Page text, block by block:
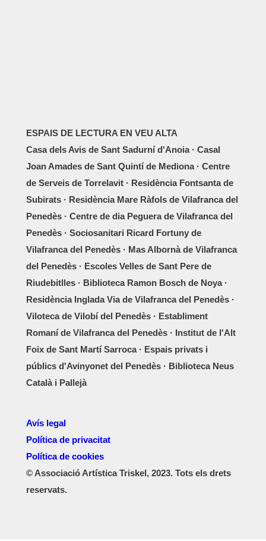
ESPAIS DE LECTURA EN VEU ALTA
Casa dels Avis de Sant Sadurní d'Anoia · Casal
Joan Amades de Sant Quintí de Mediona · Centre
de Serveis de Torrelavit · Residència Fontsanta de
Subirats · Residència Mare Ràfols de Vilafranca del
Penedès · Centre de dia Peguera de Vilafranca del
Penedès · Sociosanitari Ricard Fortuny de
Vilafranca del Penedès · Mas Albornà de Vilafranca
del Penedès · Escoles Velles de Sant Pere de
Riudebitlles · Biblioteca Ramon Bosch de Noya ·
Residència Inglada Via de Vilafranca del Penedès ·
Viloteca de Vilobí del Penedès · Establiment
Romaní de Vilafranca del Penedès · Institut de l'Alt
Foix de Sant Martí Sarroca · Espais privats i
públics d'Avinyonet del Penedès · Biblioteca Neus
Català i Pallejà
Avís legal
Política de privacitat
Política de cookies
© Associació Artística Triskel, 2023. Tots els drets
reservats.